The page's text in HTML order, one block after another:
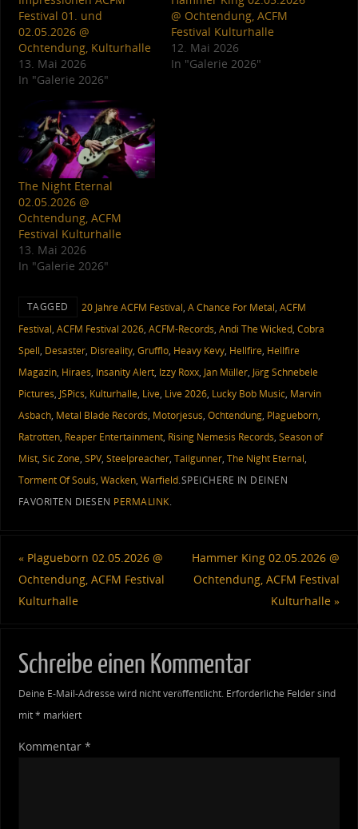
Festival 01. und
02.05.2026 @
Ochtendung, Kulturhalle
13. Mai 2026
In "Galerie 2026"
@ Ochtendung, ACFM
Festival Kulturhalle
12. Mai 2026
In "Galerie 2026"
The Night Eternal
02.05.2026 @
Ochtendung, ACFM
Festival Kulturhalle
13. Mai 2026
In "Galerie 2026"
TAGGED 20 Jahre ACFM Festival, A Chance For Metal, ACFM
Festival, ACFM Festival 2026, ACFM-Records, Andi The Wicked, Cobra
Spell, Desaster, Disreality, Grufflo, Heavy Kevy, Hellfire, Hellfire
Magazin, Hiraes, Insanity Alert, Izzy Roxx, Jan Müller, Jörg Schnebele
Pictures, JSPics, Kulturhalle, Live, Live 2026, Lucky Bob Music, Marvin
Asbach, Metal Blade Records, Motorjesus, Ochtendung, Plagueborn,
Ratrotten, Reaper Entertainment, Rising Nemesis Records, Season of
Mist, Sic Zone, SPV, Steelpreacher, Tailgunner, The Night Eternal,
Torment Of Souls, Wacken, Warfield.SPEICHERE IN DEINEN
FAVORITEN DIESEN PERMALINK.
«Plagueborn 02.05.2026 @
Ochtendung, ACFM Festival
Kulturhalle
Hammer King 02.05.2026 @
Ochtendung, ACFM Festival
Kulturhalle»
Schreibe einen Kommentar
Deine E-Mail-Adresse wird nicht veröffentlicht. Erforderliche Felder sind
mit* markiert
Kommentar *